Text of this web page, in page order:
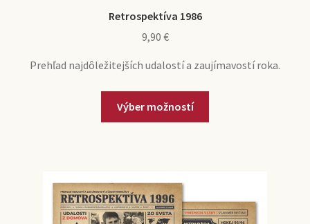
Retrospektíva 1986
9,90 €
Prehľad najdôležitejších udalostí a zaujímavostí roka.
Výber možností